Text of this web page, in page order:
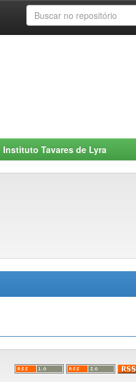
Instituto Tavares de Lyra